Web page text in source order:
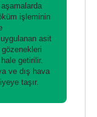
işleminin
asit
getirilir.
ve dış hava
taşır.